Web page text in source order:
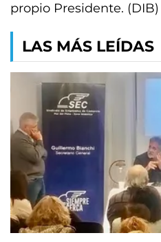
propio Presidente. (DIB)
LAS MÁS LEÍDAS